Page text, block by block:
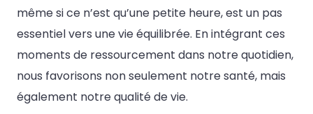
même si ce n’est qu’une petite heure, est un pas
essentiel vers une vie équilibrée. En intégrant ces
moments de ressourcement dans notre quotidien,
nous favorisons non seulement notre santé, mais
également notre qualité de vie.